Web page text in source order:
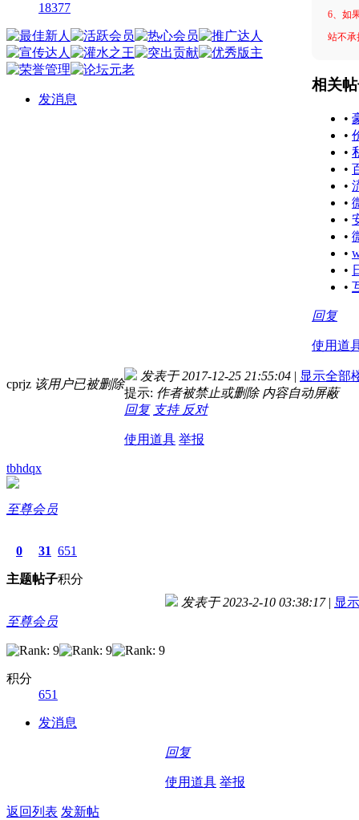
18377
发消息
6、如
站不承
相关
•
•
•
•
•
•
•
•
•
•
•
回复
使用道
cprjz 该用户已被删除
发表于 2017-12-25 21:55:04
显示全部
提示: 作者被禁止或删除 内容自动屏蔽
回复 支持 反对
使用道具 举报
tbhdqx
至尊会员
0
主题
31
帖子
651
积分
至尊会员
积分
651
发消息
发表于 2023-2-10 03:38:17 显
回复
使用道具 举报
返回列表 发新帖